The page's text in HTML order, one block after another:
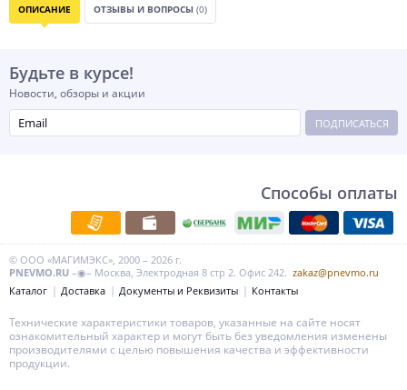
ОПИСАНИЕ ОТЗЫВЫ И ВОПРОСЫ (0)
Будьте в курсе!
Новости, обзоры и акции
ПОДПИСАТЬСЯ
Способы оплаты
© ООО «МАГИМЭКС», 2000 – 2026 г.
PNEVMO.RU –◉– Москва, Электродная 8 стр 2. Офис 242. zakaz@pnevmo.ru
Каталог
Доставка Документы и Реквизиты Контакты
Технические характеристики товаров, указанные на сайте носят
ознакомительный характер и могут быть без уведомления изменены
производителями с целью повышения качества и эффективности
продукции.